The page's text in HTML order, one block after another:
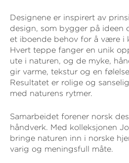
Designene er inspirert av
design, som bygger på ideen
et iboende behov for å være i
Hvert teppe fanger en unik
ute i naturen, og de myke,
gir varme, tekstur og en
Resultatet er rolige og
med naturens rytmer.
Samarbeidet forener norsk
håndverk. Med kolleksjonen
bringe naturen inn i norske
varig og meningsfull måte.